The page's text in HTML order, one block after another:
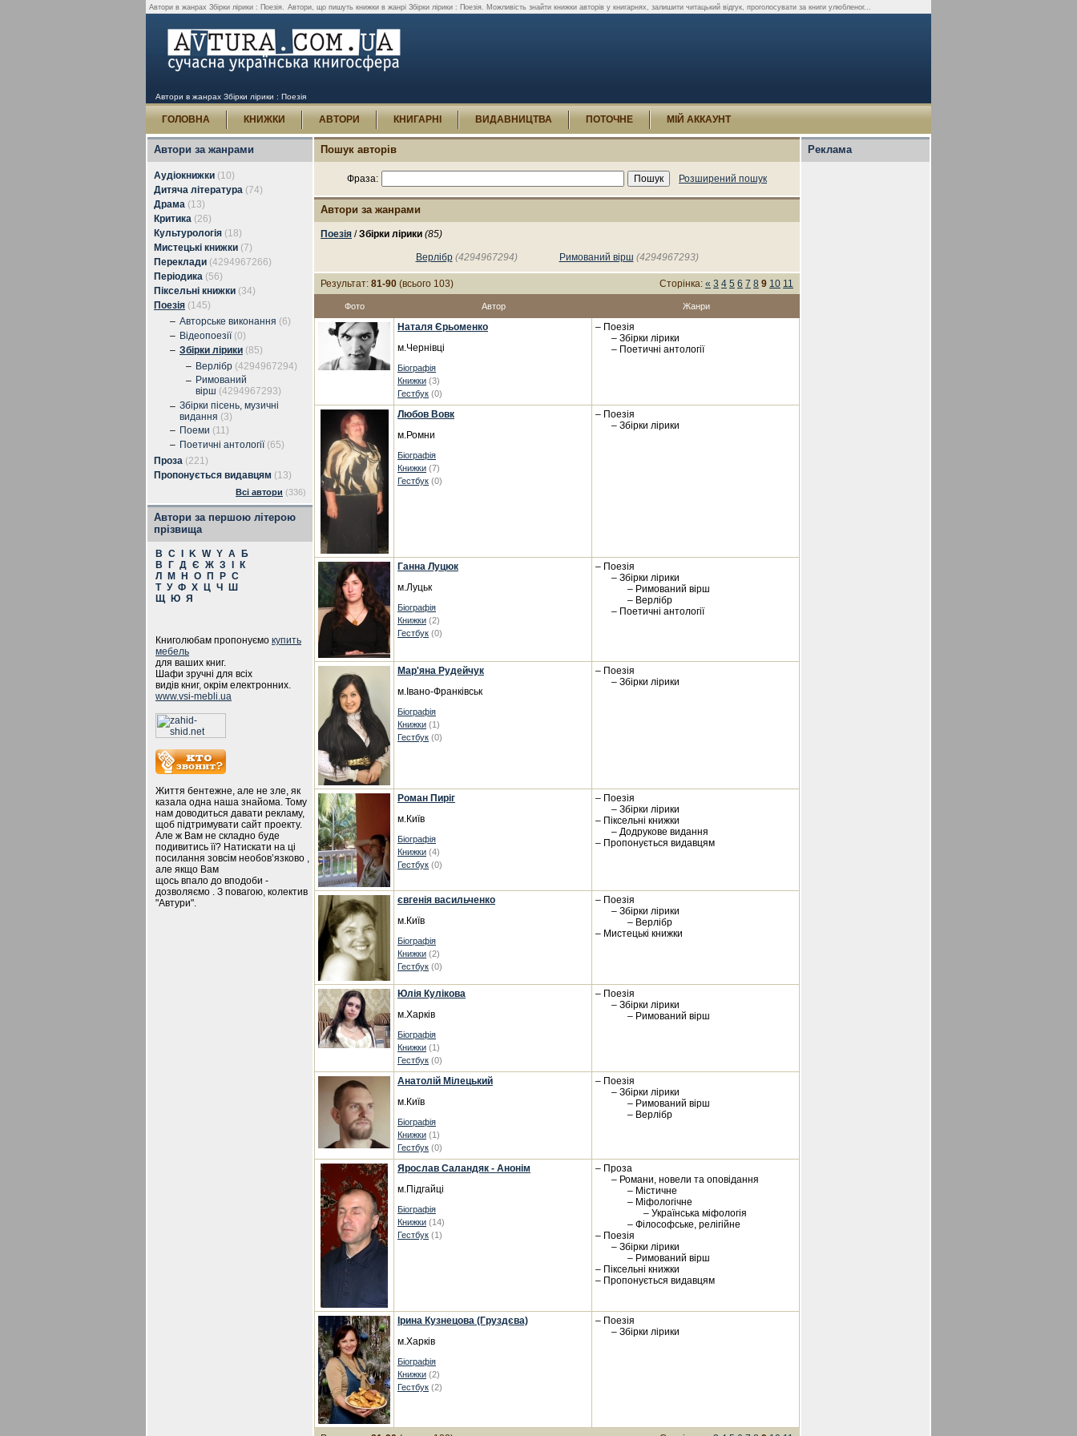
Автори в жанрах Збірки лірики : Поезія. Автори, що пишуть книжки в жанрі Збірки лірики : Поезія. Можливість знайти книжки авторів у книгарнях, залишити читацький відгук, проголосувати за книги улюбленог...
Автори в жанрах Збірки лірики : Поезія
ГОЛОВНА КНИЖКИ АВТОРИ КНИГАРНІ ВИДАВНИЦТВА ПОТОЧНЕ МІЙ АККАУНТ
Автори за жанрами
Аудіокнижки (10)
Дитяча література (74)
Драма (13)
Критика (26)
Культурологія (18)
Мистецькі книжки (7)
Переклади (4294967266)
Періодика (56)
Піксельні книжки (34)
Поезія (145)
– Авторське виконання (6)
– Відеопоезії (0)
– Збірки лірики (85)
– Верлібр (4294967294)
– Римований
вірш (4294967293)
– Збірки пісень, музичні
видання (3)
– Поеми (11)
– Поетичні антології (65)
Проза (221)
Пропонується видавцям (13)
Всі автори (336)
Автори за першою літерою
прізвища
B C K W Y А
Б
В
Г Д Є Ж З
К
Л
М Н О П Р С
Т У Ф Х Ц Ч
Ш
Щ
Ю Я
Книголюбам пропонуємо купить
мебель
для ваших книг.
Шафи зручні для всіх
видів книг, окрім електронних.
www.vsi-mebli.ua
Життя бентежне, але не зле, як
казала одна наша знайома. Тому
нам доводиться давати рекламу,
щоб підтримувати сайт проекту.
Але ж Вам не складно буде
подивитись її? Натискати на ці
посилання зовсім необов’язково ,
але якщо Вам
щось впало до вподоби -
дозволяємо . З повагою, колектив
"Автури".
Пошук авторів
Фраза: Розширений пошук
Автори за жанрами
Поезія /Збірки лірики (85)
Верлібр (4294967294) Римований вірш (4294967293)
Результат: 81-90 (всього 103) Сторінка: « 3 4 5 6 7 8 9 10 11
Фото Автор Жанри
Наталя Єрьоменко
м.Чернівці
Біографія
Книжки (3)
Гестбук (0)
– Поезія
– Збірки лірики
– Поетичні антології
Любов Вовк
м.Ромни
Біографія
Книжки (7)
Гестбук (0)
– Поезія
– Збірки лірики
Ганна Луцюк
м.Луцьк
Біографія
Книжки (2)
Гестбук (0)
– Поезія
– Збірки лірики
– Римований вірш
– Верлібр
– Поетичні антології
Мар'яна Рудейчук
м.Івано-Франківськ
Біографія
Книжки (1)
Гестбук (0)
– Поезія
– Збірки лірики
Роман Пиріг
м.Київ
Біографія
Книжки (4)
Гестбук (0)
– Поезія
– Збірки лірики
– Піксельні книжки
– Додрукове видання
– Пропонується видавцям
євгенія васильченко
м.Київ
Біографія
Книжки (2)
Гестбук (0)
– Поезія
– Збірки лірики
– Верлібр
– Мистецькі книжки
Юлія Кулікова
м.Харків
Біографія
Книжки (1)
Гестбук (0)
– Поезія
– Збірки лірики
– Римований вірш
Анатолій Мілецький
м.Київ
Біографія
Книжки (1)
Гестбук (0)
– Поезія
– Збірки лірики
– Римований вірш
– Верлібр
Ярослав Саландяк - Анонім
м.Підгайці
Біографія
Книжки (14)
Гестбук (1)
– Проза
– Романи, новели та оповідання
– Містичне
– Міфологічне
– Українська міфологія
– Філософське, релігійне
– Поезія
– Збірки лірики
– Римований вірш
– Піксельні книжки
– Пропонується видавцям
Ірина Кузнецова (Груздєва)
м.Харків
Біографія
Книжки (2)
Гестбук (2)
– Поезія
– Збірки лірики
Реклама